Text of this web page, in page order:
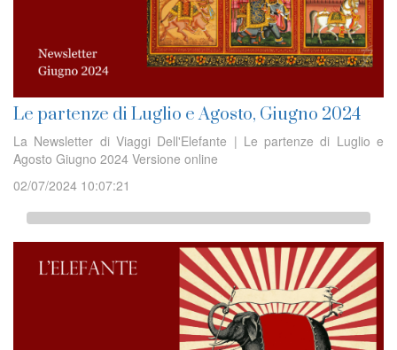
Le partenze di Luglio e Agosto, Giugno 2024
La Newsletter di Viaggi Dell'Elefante | Le partenze di Luglio e
Agosto Giugno 2024 Versione online
02/07/2024 10:07:21